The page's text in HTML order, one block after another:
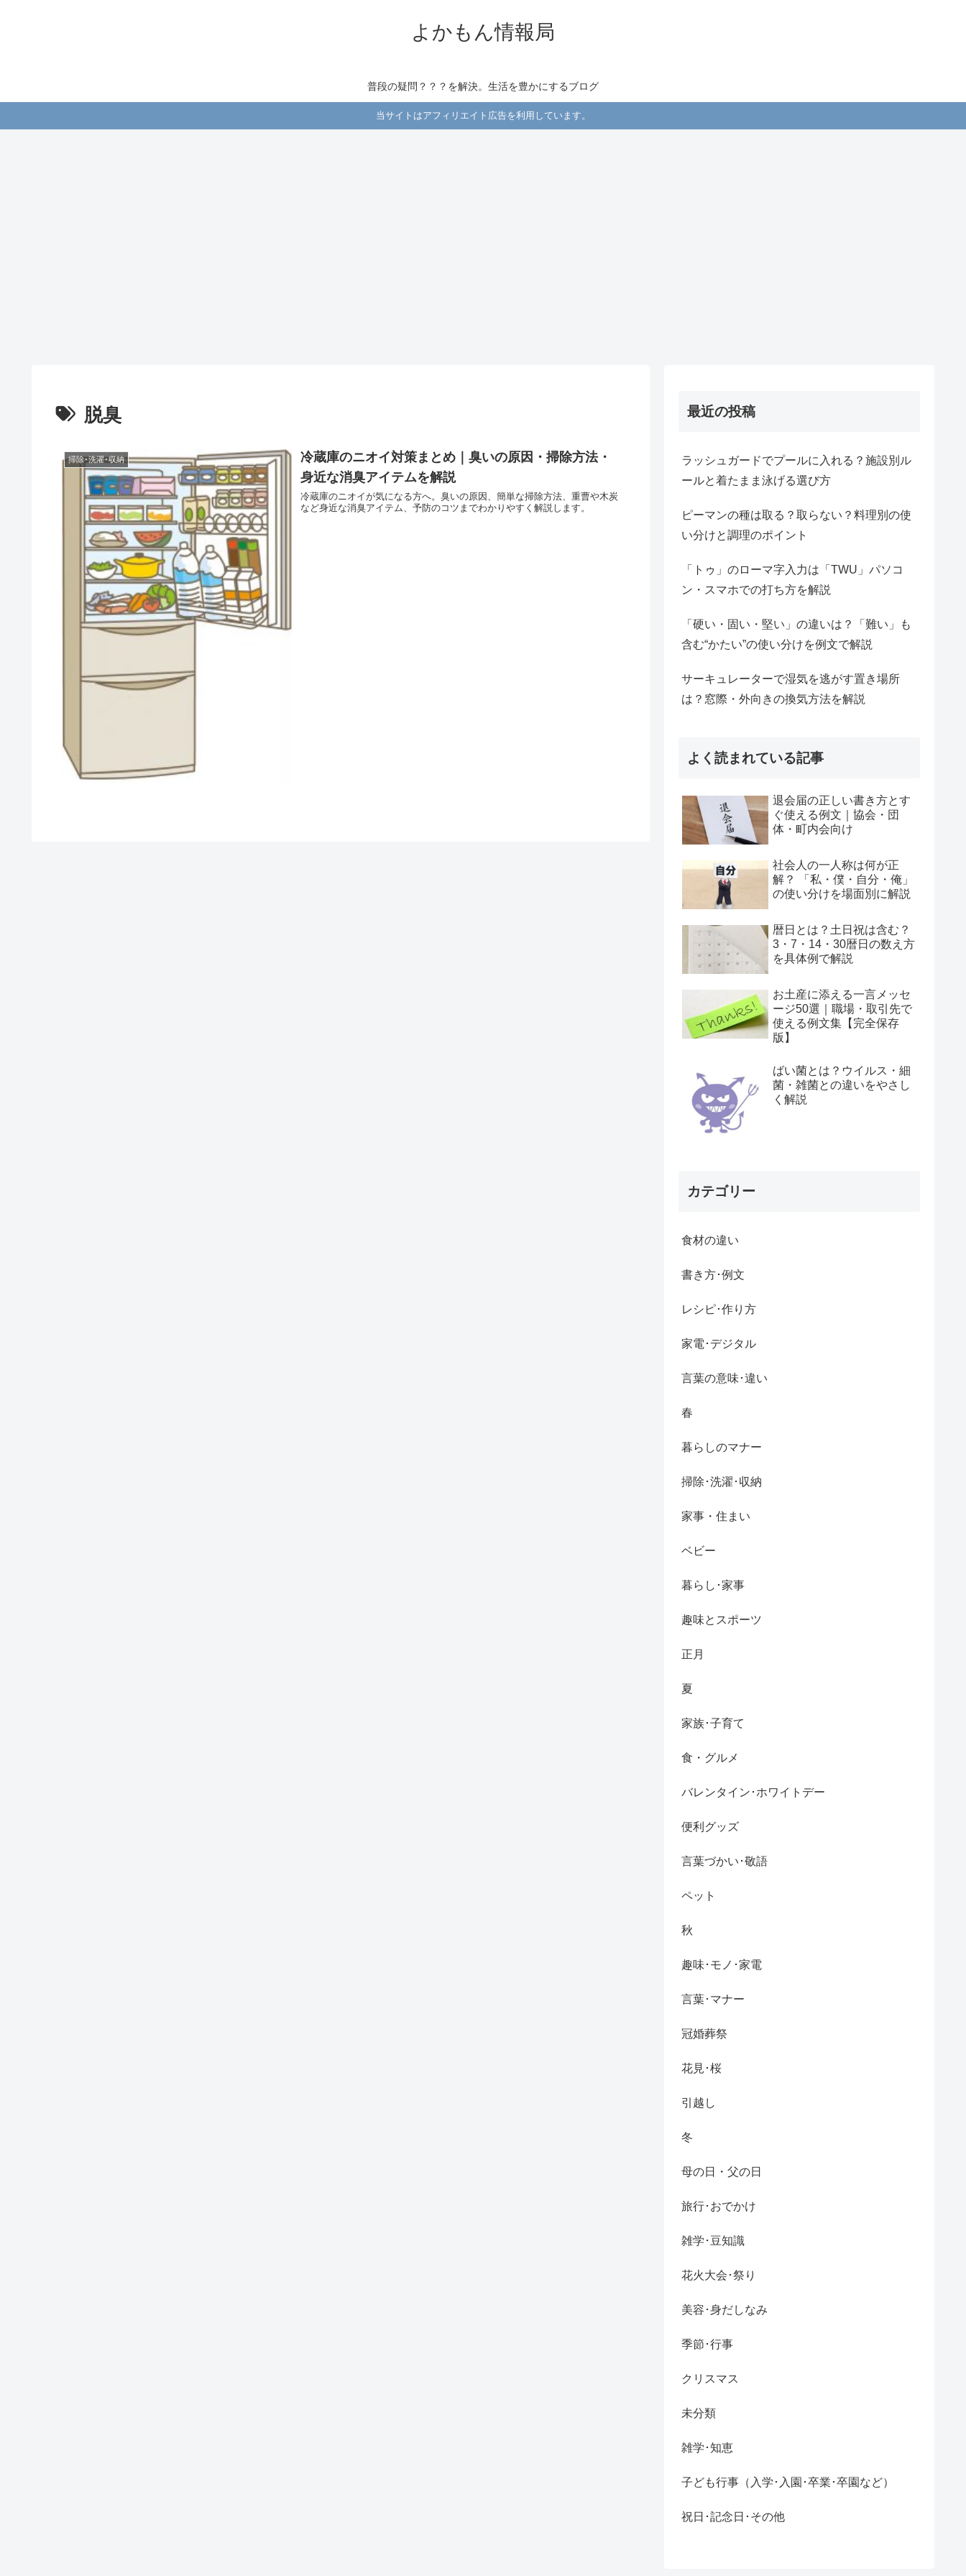
よかもん情報局
普段の疑問？？？を解決。生活を豊かにするブログ
当サイトはアフィリエイト広告を利用しています。
脱臭
掃除･洗濯･収納
冷蔵庫のニオイ対策まとめ｜臭いの原因・掃除方法・
身近な消臭アイテムを解説
冷蔵庫のニオイが気になる方へ。臭いの原因、簡単な掃除方法、重曹や木炭
など身近な消臭アイテム、予防のコツまでわかりやすく解説します。
最近の投稿
ラッシュガードでプールに入れる？施設別ル
ールと着たまま泳げる選び方
ピーマンの種は取る？取らない？料理別の使
い分けと調理のポイント
「トゥ」のローマ字入力は「TWU」パソコ
ン・スマホでの打ち方を解説
「硬い・固い・堅い」の違いは？「難い」も
含む“かたい”の使い分けを例文で解説
サーキュレーターで湿気を逃がす置き場所
は？窓際・外向きの換気方法を解説
よく読まれている記事
退会届の正しい書き方とす
ぐ使える例文｜協会・団
体・町内会向け
社会人の一人称は何が正
解？ 「私・僕・自分・俺」
の使い分けを場面別に解説
暦日とは？土日祝は含む？
3・7・14・30暦日の数え方
を具体例で解説
お土産に添える一言メッセ
ージ50選｜職場・取引先で
使える例文集【完全保存
版】
ばい菌とは？ウイルス・細
菌・雑菌との違いをやさし
く解説
カテゴリー
食材の違い
書き方･例文
レシピ･作り方
家電･デジタル
言葉の意味･違い
春
暮らしのマナー
掃除･洗濯･収納
家事・住まい
ベビー
暮らし･家事
趣味とスポーツ
正月
夏
家族･子育て
食・グルメ
バレンタイン･ホワイトデー
便利グッズ
言葉づかい･敬語
ペット
秋
趣味･モノ･家電
言葉･マナー
冠婚葬祭
花見･桜
引越し
冬
母の日・父の日
旅行･おでかけ
雑学･豆知識
花火大会･祭り
美容･身だしなみ
季節･行事
クリスマス
未分類
雑学･知恵
子ども行事（入学･入園･卒業･卒園など）
祝日･記念日･その他